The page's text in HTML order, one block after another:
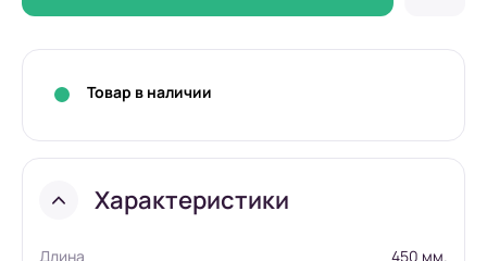
Товар в наличии
Характеристики
Длина 450 мм.